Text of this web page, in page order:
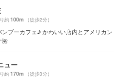
約100m （徒歩2分）
ブーカフェ♪ かわいい店内とアメリカン
🌺
ュー
約170m （徒歩3分）